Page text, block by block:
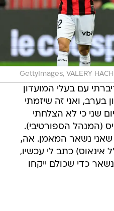
GettyImages, VALERY
עם בעלי המועדון
בערב, ואני זה שיזמתי
שני כי לא הצלחתי
(המנהל הספורטיבי).
שאני נשאר המאמן. אה,
אינאוס) כתב לי עכשיו,
כדי שכולם ייקחו